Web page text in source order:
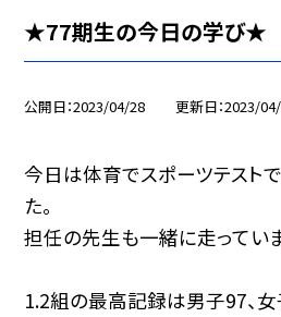
★77期生の今日の学び★
公開日 2023/04/28 更新日 2023/
今日は体育でスポーツテスト
た。
担任の先生も一緒に走っていま
1.2組の最高記録は男子97、女